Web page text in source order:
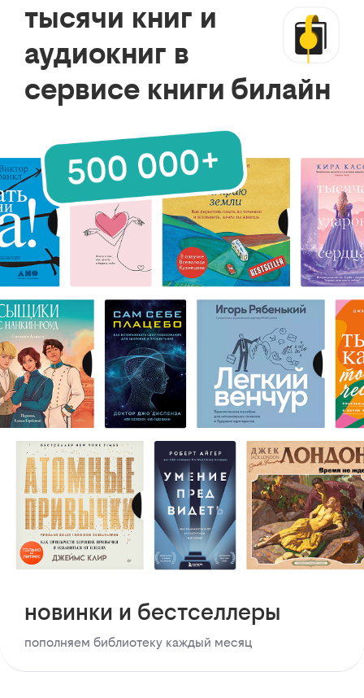
тысячи книг и
аудиокниг в
сервисе книги билайн
новинки и бестселлеры
пополняем библиотеку каждый месяц